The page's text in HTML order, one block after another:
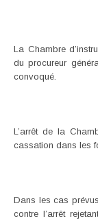
La Chambre
du procureur
convoqué.
L’arrêt de la
cassation dans les
Dans les cas
contre l’arrêt